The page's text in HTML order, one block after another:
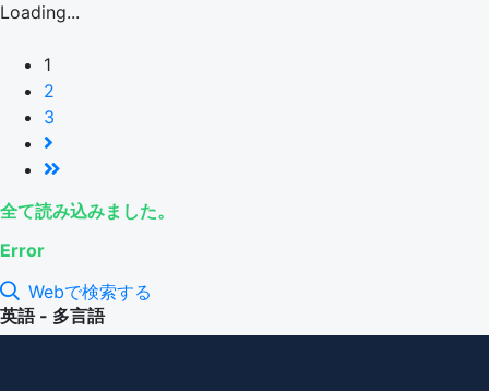
Loading...
1
2
3
全て読み込みました。
Error
Webで検索する
英語 - 多言語